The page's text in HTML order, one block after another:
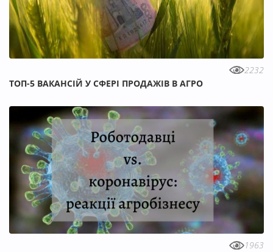
2232
ТОП-5 ВАКАНСІЙ У СФЕРІ ПРОДАЖІВ В АГРО
1963